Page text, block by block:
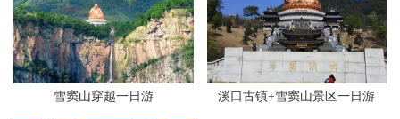
雪窦山穿越一日游 溪口古镇+雪窦山景区一日游